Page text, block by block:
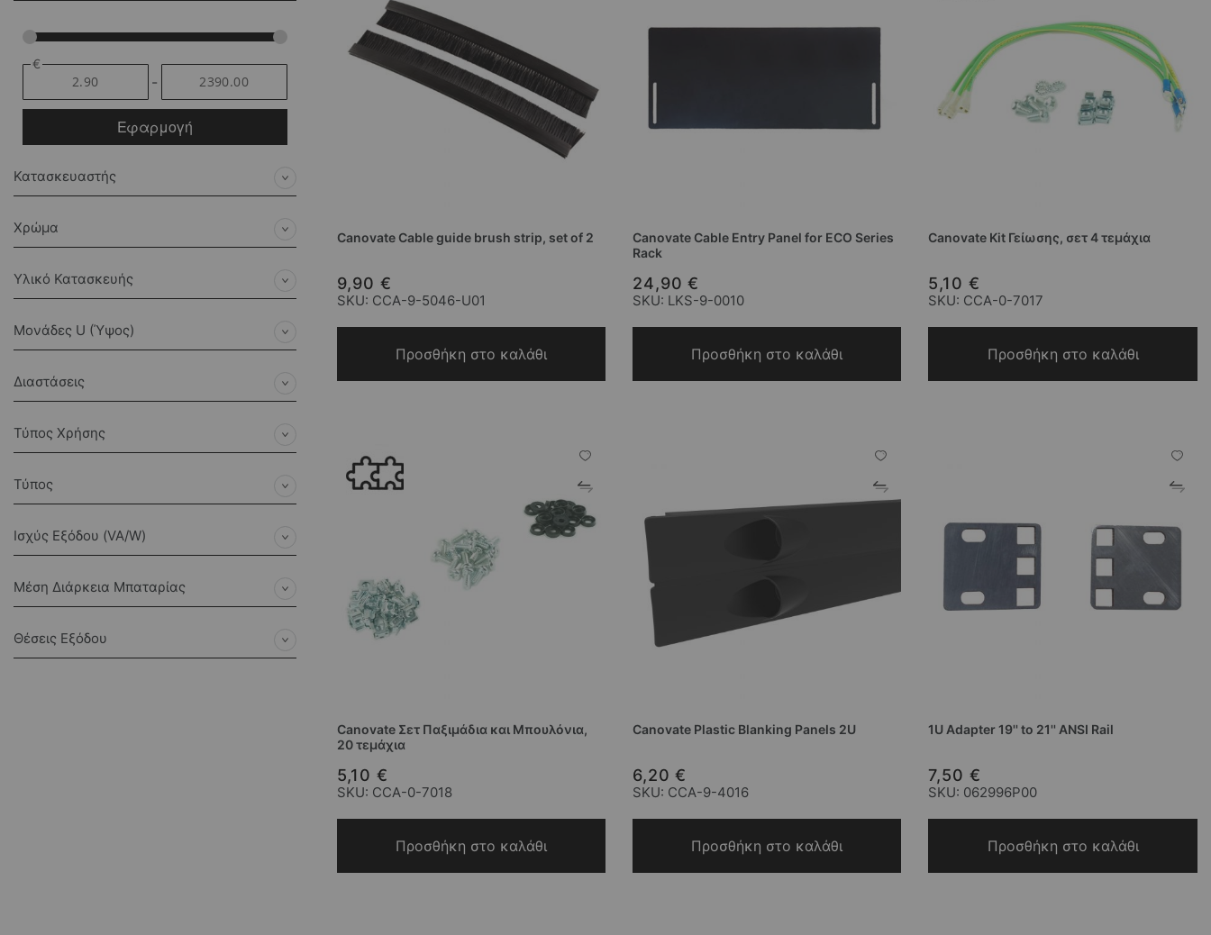
Canovate Cable guide brush strip, set of 2
9,90 €
SKU: CCA-9-5046-U01
Προσθήκη στο καλάθι
Canovate Cable Entry Panel for ECO Series
Rack
24,90 €
SKU: LKS-9-0010
Προσθήκη στο καλάθι
Canovate Kit Γείωσης, σετ 4 τεμάχια
5,10 €
SKU: CCA-0-7017
Προσθήκη στο καλάθι
Canovate Σετ Παξιμάδια και Μπουλόνια,
20 τεμάχια
5,10 €
SKU: CCA-0-7018
Προσθήκη στο καλάθι
Canovate Plastic Blanking Panels 2U
6,20 €
SKU: CCA-9-4016
Προσθήκη στο καλάθι
1U Adapter 19'' to 21'' ANSI Rail
7,50 €
SKU: 062996P00
Προσθήκη στο καλάθι
€
-
Εφαρμογή
Κατασκευαστής
Χρώμα
Υλικό Κατασκευής
Μονάδες U (Ύψος)
Διαστάσεις
Τύπος Χρήσης
Τύπος
Ισχύς Εξόδου (VA/W)
Μέση Διάρκεια Μπαταρίας
Θέσεις Εξόδου